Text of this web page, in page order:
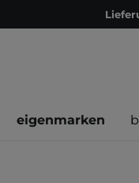
Versand nach
eigenmarken